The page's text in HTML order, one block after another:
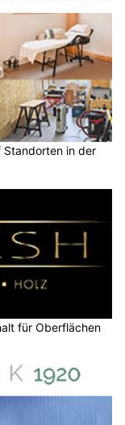
Standorten in der
für Oberflächen